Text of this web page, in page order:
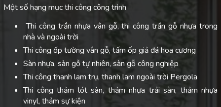
Một số hạng mục thi công công trình
Thi công trần nhựa vân gỗ, thi công trần gỗ nhựa trong
nhà và ngoài trời
Thi công ốp tường vân gỗ, tấm ốp giả đá hoa cương
Sàn nhựa, sàn gỗ tự nhiên, sàn gỗ công nghiệp
Thi công thanh lam trụ, thanh lam ngoài trời Pergola
Thi công thảm lót sàn, thảm nhựa trải sàn, thảm nhựa
vinyl, thảm sự kiện